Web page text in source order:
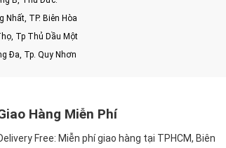
Nhất, TP. Biên Hòa
Tp Thủ Dầu Một
Đa, Tp. Quy Nhơn
Hàng Miễn Phí
Free: Miễn phí giao hàng tại TPHCM, Biên